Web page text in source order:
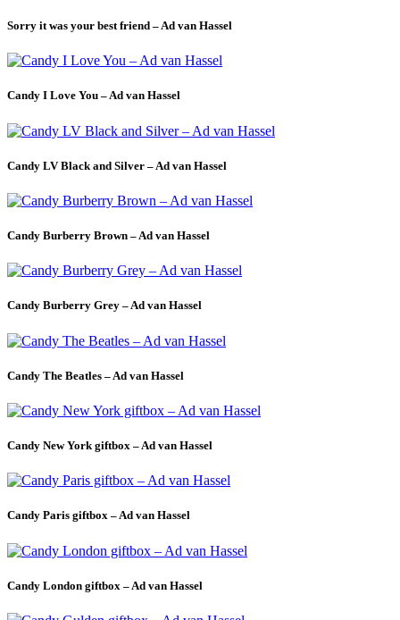
Sorry it was your best friend – Ad van Hassel
Candy I Love You – Ad van Hassel
Candy LV Black and Silver – Ad van Hassel
Candy Burberry Brown – Ad van Hassel
Candy Burberry Grey – Ad van Hassel
Candy The Beatles – Ad van Hassel
Candy New York giftbox – Ad van Hassel
Candy Paris giftbox – Ad van Hassel
Candy London giftbox – Ad van Hassel